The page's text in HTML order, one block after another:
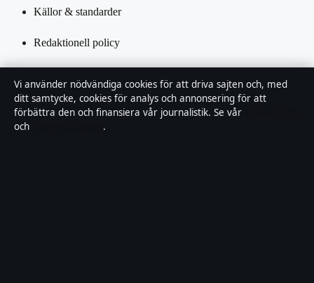
Källor & standarder
Redaktionell policy
Tillgänglighetsredogörelse
Vi använder nödvändiga cookies för att driva sajten och, med
ditt samtycke, cookies för analys och annonsering för att
förbättra den och finansiera vår journalistik. Se vår
och
.